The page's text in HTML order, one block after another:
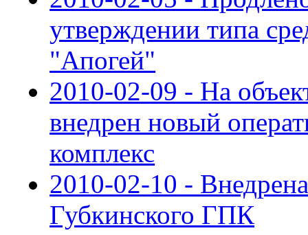
утверждении типа
"Апогей"
2010-02-09 - На
внедрен новый
комплекс
2010-02-10 -
Губкинского ГПК